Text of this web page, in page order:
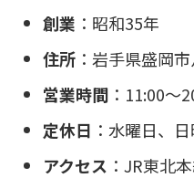
創業 ：昭和35年
住所 ：岩手県盛岡
営業時間 ：11:00～
定休日 ：水曜日、
アクセス ：JR東北